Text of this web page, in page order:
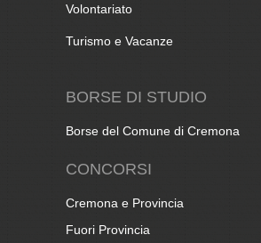
Volontariato
Turismo e Vacanze
BORSE DI STUDIO
Borse del Comune di Cremona
CONCORSI
Cremona e Provincia
Fuori Provincia